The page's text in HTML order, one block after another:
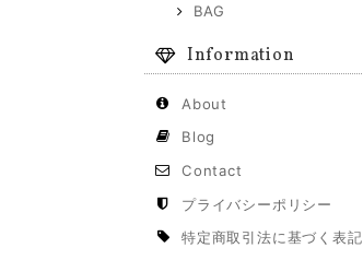
BAG
Information
About
Blog
Contact
プライバシーポリシー
特定商取引法に基づく表記